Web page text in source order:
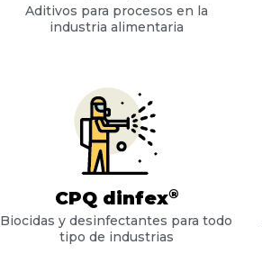
Aditivos para procesos en la
industria alimentaria
CPQ dinfex®
Biocidas y desinfectantes para todo
tipo de industrias